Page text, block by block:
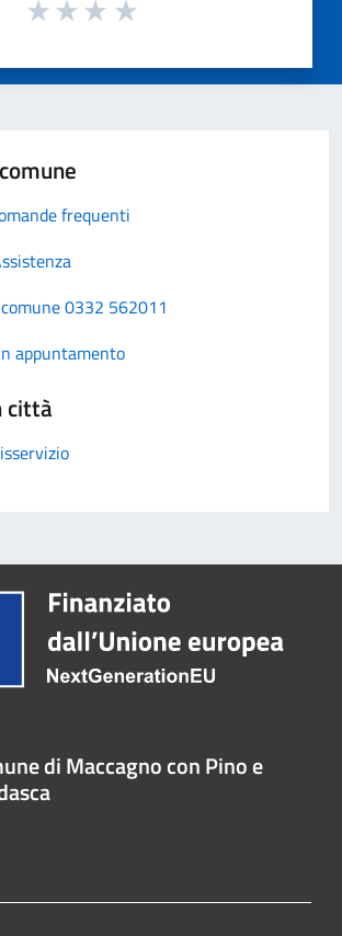
frequenti
0332 562011
appuntamento
città
di Maccagno con Pino e